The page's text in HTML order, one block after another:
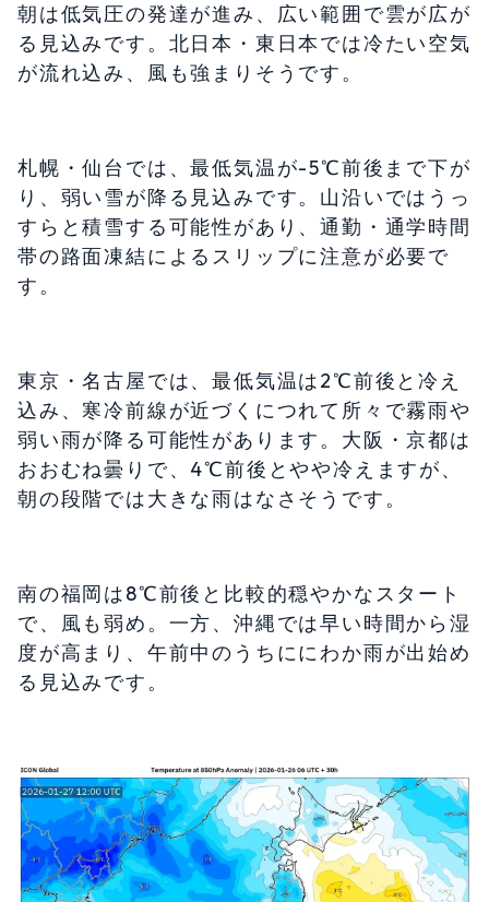
朝は低気圧の発達が進み、広い範囲で雲が広が
る見込みです。北日本・東日本では冷たい空気
が流れ込み、風も強まりそうです。
札幌・仙台では、最低気温が-5℃前後まで下が
り、弱い雪が降る見込みです。山沿いではうっ
すらと積雪する可能性があり、通勤・通学時間
帯の路面凍結によるスリップに注意が必要で
す。
東京・名古屋では、最低気温は2℃前後と冷え
込み、寒冷前線が近づくにつれて所々で霧雨や
弱い雨が降る可能性があります。大阪・京都は
おおむね曇りで、4℃前後とやや冷えますが、
朝の段階では大きな雨はなさそうです。
南の福岡は8℃前後と比較的穏やかなスタート
で、風も弱め。一方、沖縄では早い時間から湿
度が高まり、午前中のうちににわか雨が出始め
る見込みです。